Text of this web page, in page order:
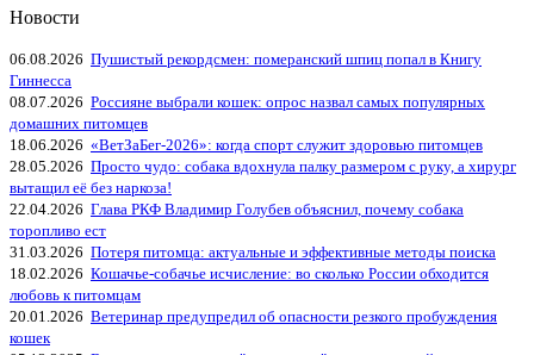
Новости
06.08.2026 Пушистый рекордсмен: померанский шпиц попал в Книгу
Гиннесса
08.07.2026 Россияне выбрали кошек: опрос назвал самых популярных
домашних питомцев
18.06.2026 «ВетЗаБег‑2026»: когда спорт служит здоровью питомцев
28.05.2026 Просто чудо: собака вдохнула палку размером с руку, а хирург
вытащил её без наркоза!
22.04.2026 Глава РКФ Владимир Голубев объяснил, почему собака
торопливо ест
31.03.2026 Потеря питомца: актуальные и эффективные методы поиска
18.02.2026 Кошачье-собачье исчисление: во сколько России обходится
любовь к питомцам
20.01.2026 Ветеринар предупредил об опасности резкого пробуждения
кошек